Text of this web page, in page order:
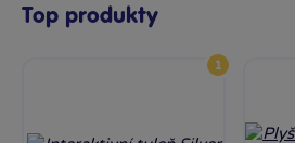
Top produkty
1